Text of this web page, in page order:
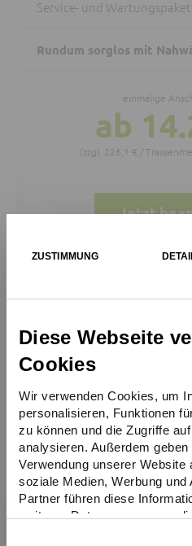
ZUSTIMMUNG
Diese Webseite
Cookies
Wir verwenden Cookies, um
personalisieren, Funktionen
zu können und die Zugriffe
analysieren. Außerdem
Verwendung unserer Website
soziale Medien, Werbung
Partner führen diese
weiteren Daten zusammen,
Service- und Wartungspaket
Rundum sorglos mit
einmalige
ab
(zzgl. 226,1 € /
Jetzt
*Der Umstieg auf
Bundesförderung für
(BEG) mit bis zu 80 %
Vollanschluss).Mehr